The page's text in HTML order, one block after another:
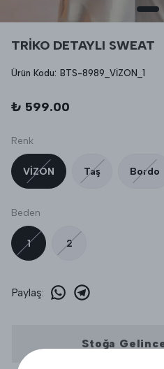
TRİKO DETAYLI SWEAT
Ürün Kodu: BTS-8989_VİZON_1
₺ 599.00
Renk
VİZON Taş Bordo
Beden
1 2
Paylaş:
Stoğa